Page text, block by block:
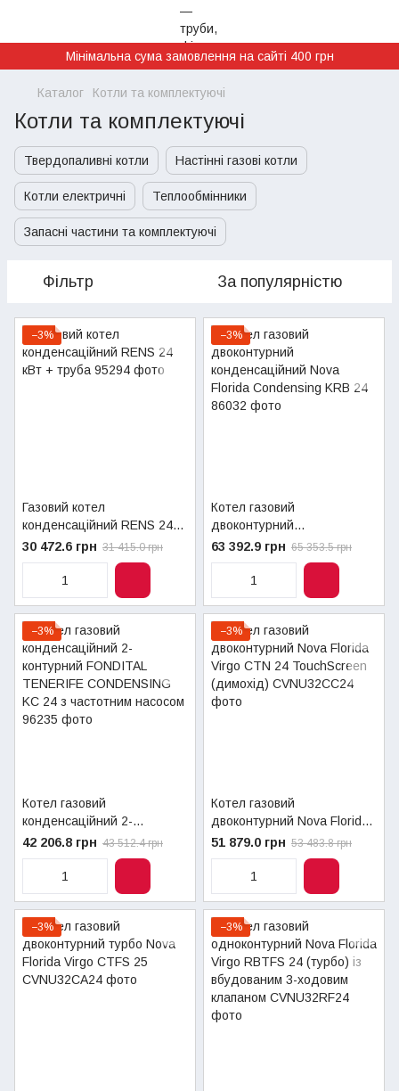
Мінімальна сума замовлення на сайті 400 грн
Каталог Котли та комплектуючі
Котли та комплектуючі
Твердопаливні котли Настінні газові котли
Котли електричні Теплообмінники
Запасні частини та комплектуючі
Фільтр За популярністю
−3%
Газовий котел
конденсаційний RENS 24
кВт + труба
30 472.6 грн 31 415.0 грн
−3%
Котел газовий
двоконтурний
конденсаційний Nova
Florida Condensing KRB 24
63 392.9 грн 65 353.5 грн
−3%
Котел газовий
конденсаційний 2-
контурний FONDITAL
TENERIFE CONDENSING
KC 24 з частотним насосом
42 206.8 грн 43 512.4 грн
−3%
Котел газовий
двоконтурний Nova Florida
Virgo CTN 24 TouchScreen
(димохід)
51 879.0 грн 53 483.8 грн
−3% −3%